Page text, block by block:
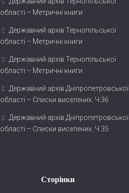
області – Метричні книги
Державний архів Тернопільської
області – Метричні книги
Державний архів Тернопільської
області – Метричні книги
Державний архів Дніпропетровської
області – Списки виселених. Ч.36
Державний архів Дніпропетровської
області – Списки виселених. Ч.35
Сторінки